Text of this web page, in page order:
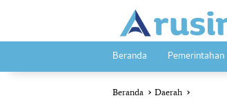
Beranda Pemerintahan
Beranda Daerah